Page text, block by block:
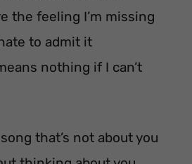
the feeling I’m missing
to admit it
nothing if I can’t
that’s not about you